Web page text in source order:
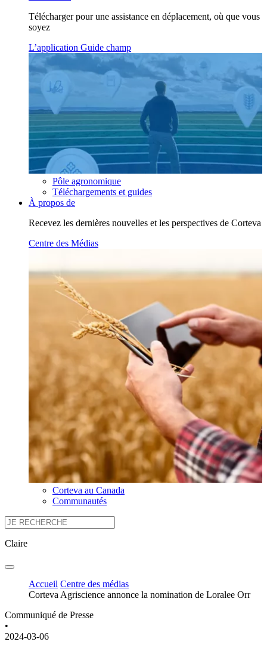
Télécharger pour une assistance en déplacement, où que vous
soyez
L’application Guide champ
Pôle agronomique
Téléchargements et guides
À propos de
Recevez les dernières nouvelles et les perspectives de Corteva
Centre des Médias
Corteva au Canada
Communautés
Claire
Accueil Centre des médias
Corteva Agriscience annonce la nomination de Loralee Orr
Communiqué de Presse
•
2024-03-06